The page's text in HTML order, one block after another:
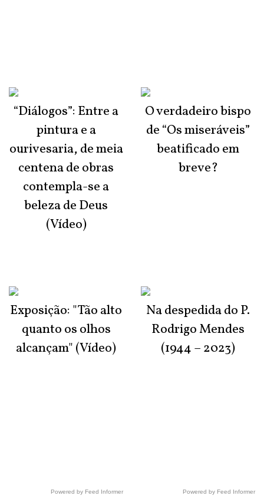
“Diálogos”: Entre a
pintura e a
ourivesaria, de meia
centena de obras
contempla-se a
beleza de Deus
(Vídeo)
Exposição: "Tão alto
quanto os olhos
alcançam" (Vídeo)
Powered by Feed Informer
O verdadeiro bispo
de “Os miseráveis”
beatificado em
breve?
Na despedida do P.
Rodrigo Mendes
(1944 – 2023)
Powered by Feed Informer